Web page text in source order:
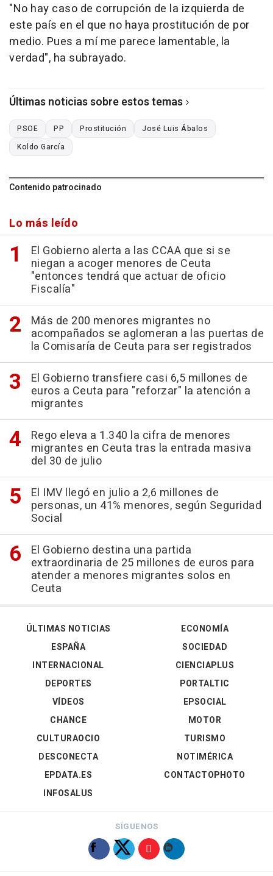
"No hay caso de corrupción de la izquierda de
este país en el que no haya prostitución de por
medio. Pues a mí me parece lamentable, la
verdad", ha subrayado.
Últimas noticias sobre estos temas
PSOE PP Prostitución
José Luis Ábalos
Koldo García
Contenido patrocinado
Lo más leído
El Gobierno alerta a las CCAA que si se
niegan a acoger menores de Ceuta
"entonces tendrá que actuar de oficio
Fiscalía"
Más de 200 menores migrantes no
acompañados se aglomeran a las puertas de
la Comisaría de Ceuta para ser registrados
El Gobierno transfiere casi 6,5 millones de
euros a Ceuta para "reforzar" la atención a
migrantes
Rego eleva a 1.340 la cifra de menores
migrantes en Ceuta tras la entrada masiva
del 30 de julio
El IMV llegó en julio a 2,6 millones de
personas, un 41% menores, según Seguridad
Social
El Gobierno destina una partida
extraordinaria de 25 millones de euros para
atender a menores migrantes solos en
Ceuta
ÚLTIMAS NOTICIAS
ESPAÑA
INTERNACIONAL
DEPORTES
VÍDEOS
ECONOMÍA
SOCIEDAD
CIENCIAPLUS
PORTALTIC
EPSOCIAL
CHANCE
CULTURAOCIO
DESCONECTA
EPDATA.ES
INFOSALUS
MOTOR
TURISMO
NOTIMÉRICA
CONTACTOPHOTO
SÍGUENOS